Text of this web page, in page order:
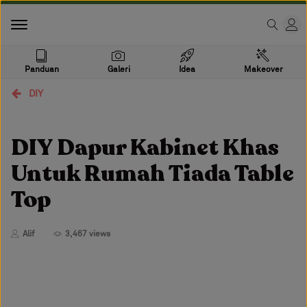
Panduan Galeri Idea Makeover
DIY
DIY Dapur Kabinet Khas
Untuk Rumah Tiada Table
Top
Alif 3,467 views